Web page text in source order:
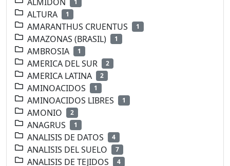
1
ALTURA 1
AMARANTHUS CRUENTUS 1
AMAZONAS (BRASIL) 1
AMBROSIA 1
AMERICA DEL SUR 2
AMERICA LATINA 2
AMINOACIDOS 1
AMINOACIDOS LIBRES 1
AMONIO 2
ANAGRUS 1
ANALISIS DE DATOS 4
ANALISIS DEL SUELO 7
ANALISIS DE TEJIDOS 4